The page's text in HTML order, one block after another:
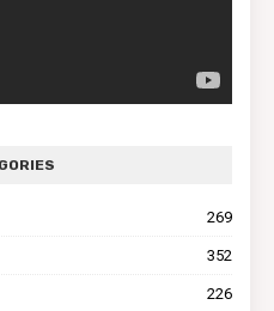
269
352
226